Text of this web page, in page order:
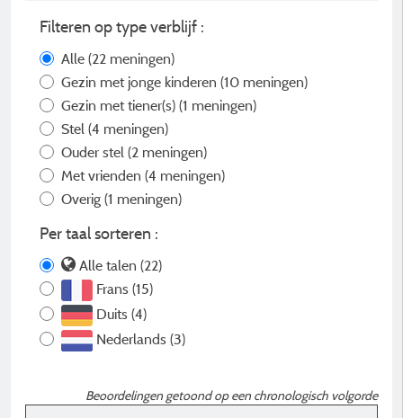
Filteren op type verblijf :
Alle (22 meningen)
Gezin met jonge kinderen (10 meningen)
Gezin met tiener(s) (1 meningen)
Stel (4 meningen)
Ouder stel (2 meningen)
Met vrienden (4 meningen)
Overig (1 meningen)
Per taal sorteren :
Alle talen (22)
Frans (15)
Duits (4)
Nederlands (3)
Beoordelingen getoond op een chronologisch volgorde